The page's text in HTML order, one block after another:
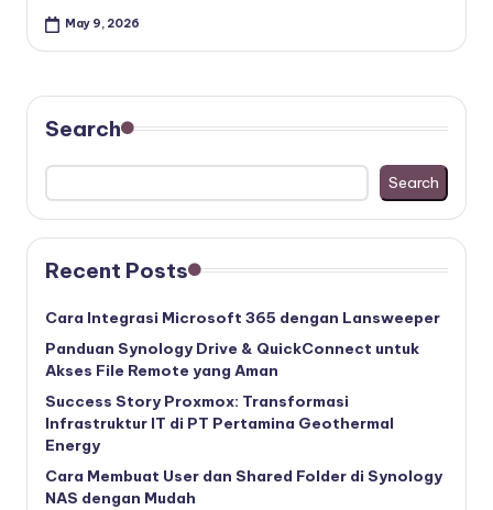
May 9, 2026
Search
Search
Recent Posts
Cara Integrasi Microsoft 365 dengan Lansweeper
Panduan Synology Drive & QuickConnect untuk
Akses File Remote yang Aman
Success Story Proxmox: Transformasi
Infrastruktur IT di PT Pertamina Geothermal
Energy
Cara Membuat User dan Shared Folder di Synology
NAS dengan Mudah